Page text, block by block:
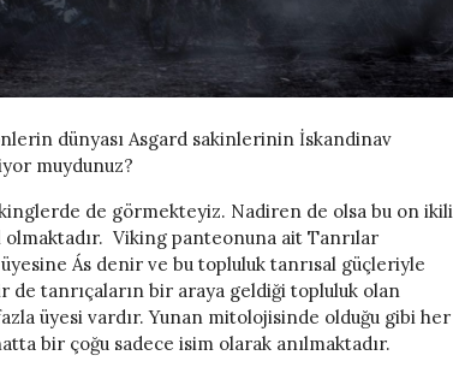
dünyası Asgard sakinlerinin İskandinav
muydunuz?
de görmekteyiz. Nadiren de olsa bu on ikili
Viking panteonuna ait Tanrılar
Ás denir ve bu topluluk tanrısal güçleriyle
de tanrıçaların bir araya geldiği topluluk olan
üyesi vardır. Yunan mitolojisinde olduğu gibi her
bir çoğu sadece isim olarak anılmaktadır.